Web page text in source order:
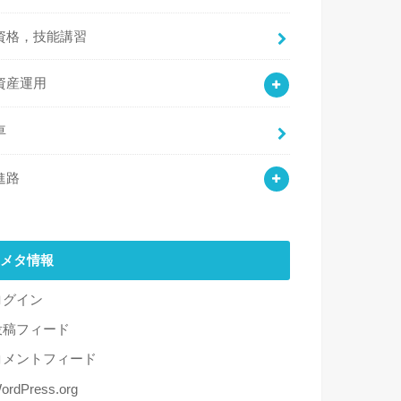
格，技能講習
産運用
路
メタ情報
グイン
稿フィード
メントフィード